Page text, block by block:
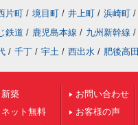
片町 / 境目町 / 井上町 / 浜崎町 /
鉄道 / 鹿児島本線 / 九州新幹線 /
/ 千丁 / 宇土 / 西出水 / 肥後高田
新築
ネット無料
お問い合わせ
お客様の声